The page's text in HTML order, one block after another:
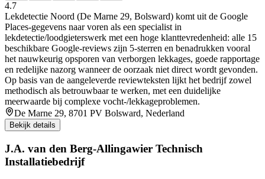
4.7
Lekdetectie Noord (De Marne 29, Bolsward) komt uit de Google
Places-gegevens naar voren als een specialist in
lekdetectie/loodgieterswerk met een hoge klanttevredenheid: alle 15
beschikbare Google-reviews zijn 5-sterren en benadrukken vooral
het nauwkeurig opsporen van verborgen lekkages, goede rapportage
en redelijke nazorg wanneer de oorzaak niet direct wordt gevonden.
Op basis van de aangeleverde reviewteksten lijkt het bedrijf zowel
methodisch als betrouwbaar te werken, met een duidelijke
meerwaarde bij complexe vocht-/lekkageproblemen.
De Marne 29, 8701 PV Bolsward, Nederland
Bekijk details
J.A. van den Berg-Allingawier Technisch
Installatiebedrijf